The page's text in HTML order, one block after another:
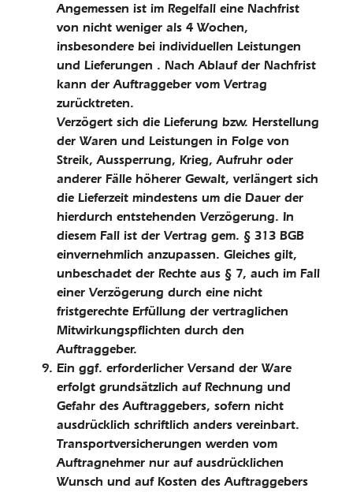
Angemessen ist im Regelfall eine Nachfrist
von nicht weniger als 4 Wochen,
insbesondere bei individuellen Leistungen
und Lieferungen . Nach Ablauf der Nachfrist
kann der Auftraggeber vom Vertrag
zurücktreten.
Verzögert sich die Lieferung bzw. Herstellung
der Waren und Leistungen in Folge von
Streik, Aussperrung, Krieg, Aufruhr oder
anderer Fälle höherer Gewalt, verlängert sich
die Lieferzeit mindestens um die Dauer der
hierdurch entstehenden Verzögerung. In
diesem Fall ist der Vertrag gem. § 313 BGB
einvernehmlich anzupassen. Gleiches gilt,
unbeschadet der Rechte aus § 7, auch im Fall
einer Verzögerung durch eine nicht
fristgerechte Erfüllung der vertraglichen
Mitwirkungspflichten durch den
Auftraggeber.
Ein ggf. erforderlicher Versand der Ware
erfolgt grundsätz­lich auf Rechnung und
Gefahr des Auftraggebers, sofern nicht
ausdrücklich schriftlich anders vereinbart.
Transportversicherungen werden vom
Auftragnehmer nur auf ausdrücklichen
Wunsch und auf Kosten des Auftraggebers